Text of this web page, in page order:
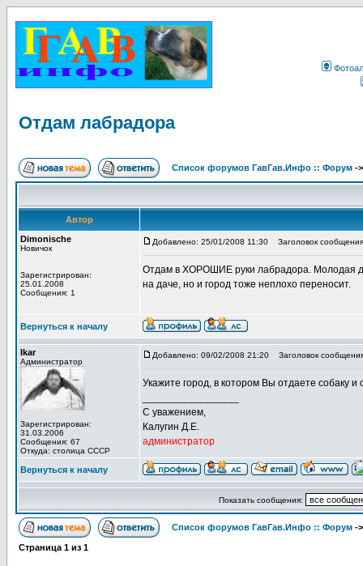
Отдам лабрадора
Список форумов ГавГав.Инфо :: Форум -
Автор
Dimonische
Новичок
Зарегистрирован:
25.01.2008
Сообщения: 1
Добавлено: 25/01/2008 11:30 Заголовок
Отдам в ХОРОШИЕ руки лабрадора. Молодая
на даче, но и город тоже неплохо переносит.
Вернуться к началу
Ikar
Администратор
Зарегистрирован:
31.03.2006
Сообщения: 67
Откуда: столица СССР
Добавлено: 09/02/2008 21:20 Заголовок
Укажите город, в котором Вы отдаете собаку и
С уважением,
Калугин Д.Е.
администратор
Вернуться к началу
Показать сообщения:
Список форумов ГавГав.Инфо :: Форум -
Страница 1 из 1